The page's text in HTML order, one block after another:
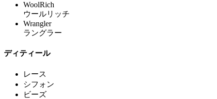
WoolRich
ウールリッチ
Wrangler
ラングラー
ディティール
レース
シフォン
ビーズ